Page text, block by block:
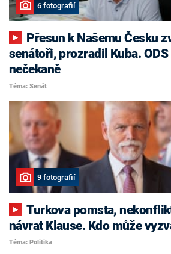
6 fotografií
senátoři, prozradil Kuba.
nečekaně
Téma: Senát
9 fotografií
Turkova pomsta, nekonfliktní Havlíček i
návrat Klause. Kdo může
Téma: Politika